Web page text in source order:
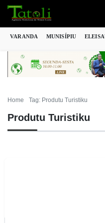
VARANDA MUNISÍPIU
Home Tag: Produtu Turistiku
Produtu Turistiku